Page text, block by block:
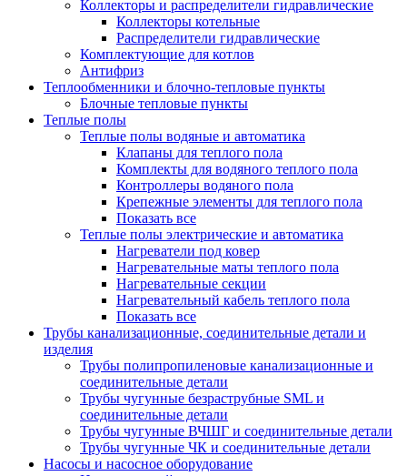
Коллекторы и распределители гидравлические
Коллекторы котельные
Распределители гидравлические
Комплектующие для котлов
Антифриз
Теплообменники и блочно-тепловые пункты
Блочные тепловые пункты
Теплые полы
Теплые полы водяные и автоматика
Клапаны для теплого пола
Комплекты для водяного теплого пола
Контроллеры водяного пола
Крепежные элементы для теплого пола
Показать все
Теплые полы электрические и автоматика
Нагреватели под ковер
Нагревательные маты теплого пола
Нагревательные секции
Нагревательный кабель теплого пола
Показать все
Трубы канализационные, соединительные детали и
изделия
Трубы полипропиленовые канализационные и
соединительные детали
Трубы чугунные безраструбные SML и
соединительные детали
Трубы чугунные ВЧШГ и соединительные детали
Трубы чугунные ЧК и соединительные детали
Насосы и насосное оборудование